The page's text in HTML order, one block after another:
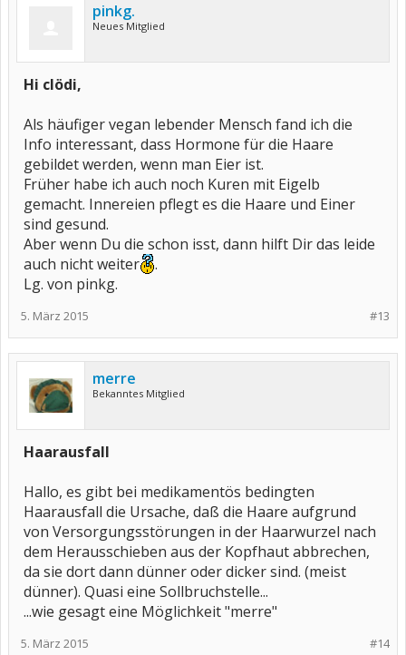
pinkg.
Neues Mitglied
Hi clödi,
Als häufiger vegan lebender Mensch fand ich die
Info interessant, dass Hormone für die Haare
gebildet werden, wenn man Eier ist.
Früher habe ich auch noch Kuren mit Eigelb
gemacht. Innereien pflegt es die Haare und Einer
sind gesund.
Aber wenn Du die schon isst, dann hilft Dir das leide
auch nicht weiter
.
Lg. von pinkg.
#13
5. März 2015
merre
Bekanntes Mitglied
Haarausfall
Hallo, es gibt bei medikamentös bedingten
Haarausfall die Ursache, daß die Haare aufgrund
von Versorgungsstörungen in der Haarwurzel nach
dem Herausschieben aus der Kopfhaut abbrechen,
da sie dort dann dünner oder dicker sind. (meist
dünner). Quasi eine Sollbruchstelle...
...wie gesagt eine Möglichkeit "merre"
#14
5. März 2015